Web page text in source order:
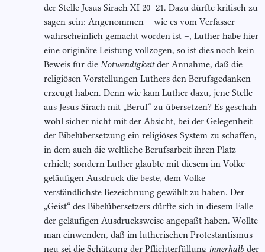
der Stelle Jesus Sirach XI 20–21. Dazu dürfte kritisch zu
sagen sein: Angenommen – wie es vom Verfasser
wahrscheinlich gemacht worden ist –, Luther habe hier
eine originäre Leistung vollzogen, so ist dies noch kein
Beweis für die Notwendigkeitder Annahme, daß die
religiösen Vorstellungen Luthers den Berufsgedanken
erzeugt haben. Denn wie kam Luther dazu, jene Stelle
aus Jesus Sirach mit „Beruf“ zu übersetzen? Es geschah
wohl sicher nicht mit der Absicht, bei der Gelegenheit
der Bibelübersetzung ein religiöses System zu schaffen,
in dem auch die weltliche Berufsarbeit ihren Platz
erhielt; sondern Luther glaubte mit diesem im Volke
geläufigen Ausdruck die beste, dem Volke
verständlichste Bezeichnung gewählt zu haben. Der
„Geist“ des Bibelübersetzers dürfte sich in diesem Falle
der geläufigen Ausdrucksweise angepaßt haben. Wollte
man einwenden, daß im lutherischen Protestantismus
neu sei die Schätzung der Pflichterfüllung innerhalb der